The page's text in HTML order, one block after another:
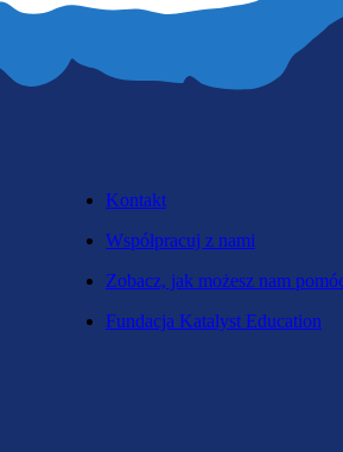
Kontakt
Współpracuj z nami
Zobacz, jak możesz nam
Fundacja Katalyst Education